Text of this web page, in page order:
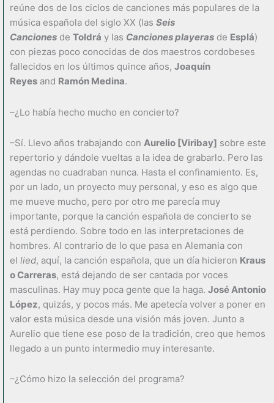
reúne dos de los ciclos de canciones más populares de la
música española del siglo XX (las Seis
Canciones de Toldrá y las Canciones playeras de Esplá)
con piezas poco conocidas de dos maestros cordobeses
fallecidos en los últimos quince años, Joaquín
Reyes and Ramón Medina.
–¿Lo había hecho mucho en concierto?
–Sí. Llevo años trabajando con Aurelio [Viribay] sobre este
repertorio y dándole vueltas a la idea de grabarlo. Pero las
agendas no cuadraban nunca. Hasta el confinamiento. Es,
por un lado, un proyecto muy personal, y eso es algo que
me mueve mucho, pero por otro me parecía muy
importante, porque la canción española de concierto se
está perdiendo. Sobre todo en las interpretaciones de
hombres. Al contrario de lo que pasa en Alemania con
el lied, aquí, la canción española, que un día hicieron Kraus
o Carreras, está dejando de ser cantada por voces
masculinas. Hay muy poca gente que la haga. José Antonio
López, quizás, y pocos más. Me apetecía volver a poner en
valor esta música desde una visión más joven. Junto a
Aurelio que tiene ese poso de la tradición, creo que hemos
llegado a un punto intermedio muy interesante.
–¿Cómo hizo la selección del programa?